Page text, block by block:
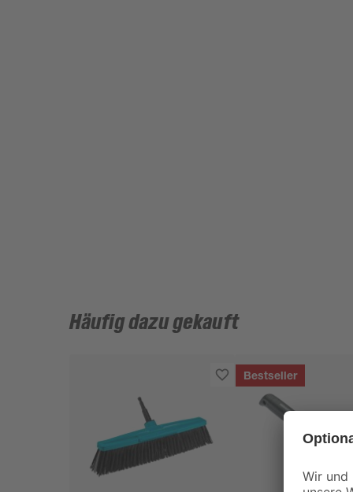
Häufig dazu gekauft
Bestseller